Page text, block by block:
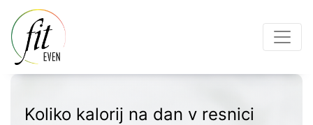
Koliko kalorij na dan v resnici